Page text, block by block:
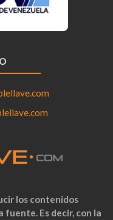
los contenidos
Es decir, con la